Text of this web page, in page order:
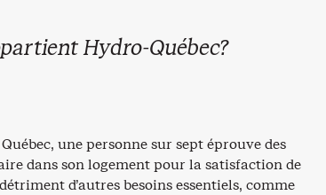
Hydro-Québec?
une personne sur sept éprouve des
dans son logement pour la satisfaction de
d’autres besoins essentiels, comme